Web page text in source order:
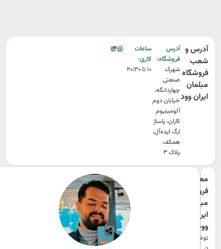
آدرس و
شعب
فروشگاه
مبلمان
ایران وود
آدرس
فروشگاه:‌
شهرک
صنعتی
چهاردانگه،
خیابان دوم
آلومینیوم
کاران، پاساژ
ارگ ایده‌آل،
همکف
پلاک ۳
ساعات
کاری:‌
معرفی
فروشگاه
مبلمان
ایران
توضیحی